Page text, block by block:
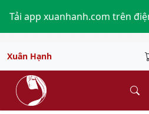
Tải app xuanhanh.com trên
Xuân Hạnh